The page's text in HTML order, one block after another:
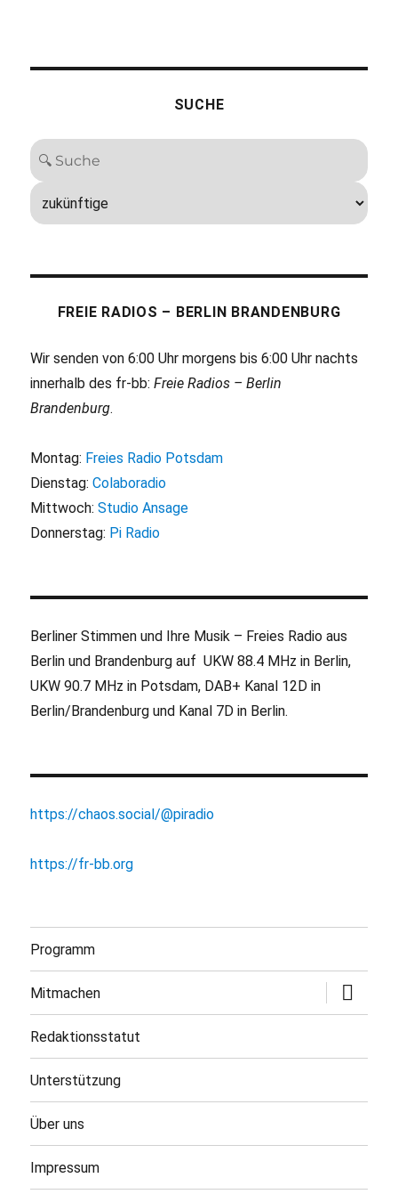
SUCHE
FREIE RADIOS – BERLIN BRANDENBURG
Wir senden von 6:00 Uhr morgens bis 6:00 Uhr nachts
innerhalb des fr-bb:Freie Radios – Berlin
Brandenburg.
Montag: Freies Radio Potsdam
Dienstag:Colaboradio
Mittwoch:Studio Ansage
Donnerstag: Pi Radio
Berliner Stimmen und Ihre Musik – Freies Radio aus
Berlin und Brandenburg auf UKW 88.4 MHz in Berlin,
UKW 90.7 MHz in Potsdam, DAB+ Kanal 12D in
Berlin/Brandenburg und Kanal 7D in Berlin.
https://chaos.social/@piradio
https://fr-bb.org
Programm
Mitmachen
öffnen
Redaktionsstatut
Unterstützung
Über uns
Impressum